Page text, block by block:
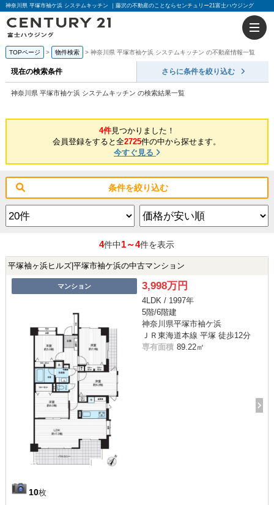
神奈川県 平塚市袖ケ浜 システムキッチン ｜藤沢の不動産のことならセンチュリー21富士ハウジング
TOPページ 物件検索 神奈川県 平塚市袖ケ浜 システムキッチン の不動産情報一覧
現在の検索条件 さらに条件を絞り込む
神奈川県 平塚市袖ケ浜 システムキッチン の検索結果一覧
4件見つかりました！
会員登録をすると全2725件の中から探せます。
今すぐ見る
条件を絞り込む
4件中1～4件を表示
平塚袖ヶ浜ヒルズ|平塚市袖ケ浜の中古マンション
マンション
10枚
3,998万円
4LDK / 1997年
5階/6階建
神奈川県平塚市袖ケ浜
ＪＲ東海道本線 平塚 徒歩12分
専有面積 89.22㎡